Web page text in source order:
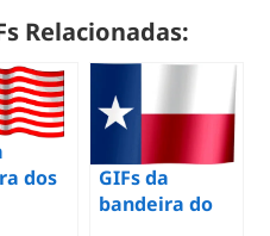
Relacionadas:
dos
GIFs da
bandeira do